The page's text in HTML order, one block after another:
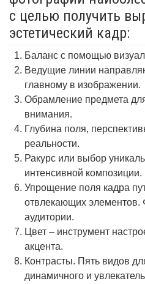
с целью получить
эстетический кадр:
Баланс с помощью
Ведущие линии
главному в изображении.
Обрамление предмета
внимания.
Глубина поля,
реальности.
Ракурс или выбор
интенсивной композиции.
Упрощение поля кадра
отвлекающих элементов.
аудитории.
Цвет – инструмент
акцента.
Контрасты. Пять видов
динамичного и